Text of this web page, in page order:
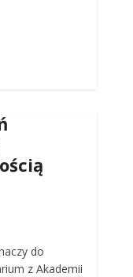
do
z Akademii